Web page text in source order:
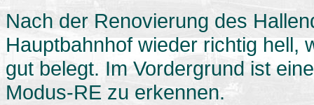
Nach der Renovierung des
Hauptbahnhof wieder richtig hell,
gut belegt. Im Vordergrund ist
Modus-RE zu erkennen.